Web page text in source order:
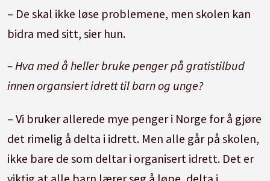
– De skal ikke løse problemene, men skolen kan
bidra med sitt, sier hun.
– Hva med å heller bruke penger på gratistilbud
innen organsiert idrett til barn og unge?
– Vi bruker allerede mye penger i Norge for å gjøre
det rimelig å delta i idrett. Men alle går på skolen,
ikke bare de som deltar i organisert idrett. Det er